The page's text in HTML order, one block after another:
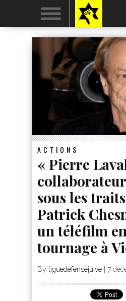
ACTIONS
« Pierre
sous les
Patrick
un téléfilm en
tournage à
By liguedefensejuive 7